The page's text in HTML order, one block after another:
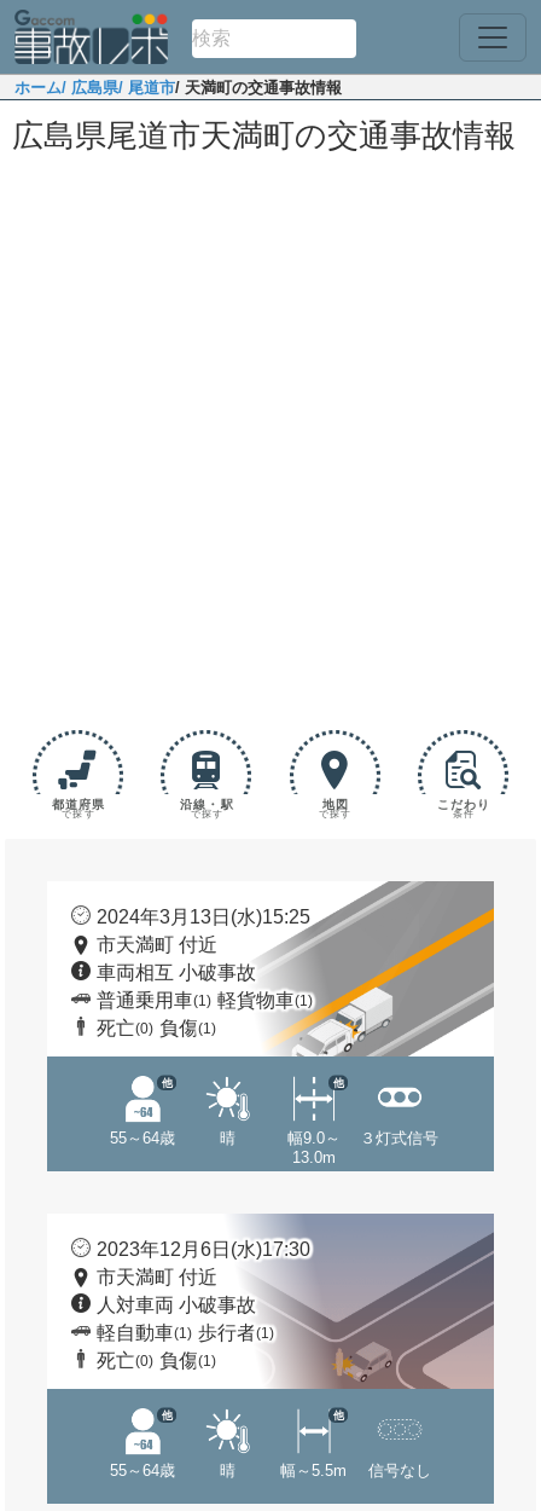
ホーム/ 広島県/ 尾道市/ 天満町の交通事故情報
広島県尾道市天満町の交通事故情報
都道府県
で探す
沿線・駅
で探す
地図
で探す
こだわり
条件
2024年3月13日(水)15:25
市天満町 付近
車両相互 小破事故
普通乗用車(1) 軽貨物車(1)
死亡(0) 負傷(1)
55～64歳
他
晴
幅9.0～
13.0m
他
３灯式信号
2023年12月6日(水)17:30
市天満町 付近
人対車両 小破事故
軽自動車(1) 歩行者(1)
死亡(0) 負傷(1)
55～64歳
他
晴 幅～5.5m
他
信号なし